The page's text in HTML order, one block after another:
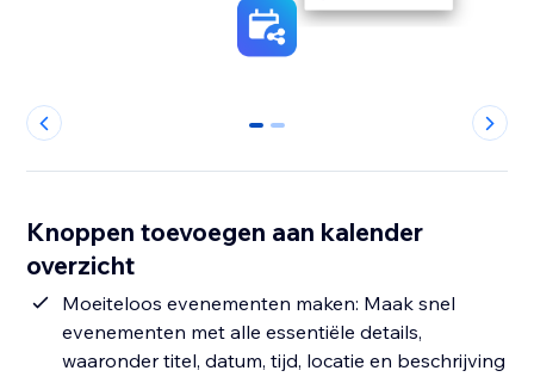
0 1
Knoppen toevoegen aan kalender
overzicht
Moeiteloos evenementen maken: Maak snel
evenementen met alle essentiële details,
waaronder titel, datum, tijd, locatie en beschrijving